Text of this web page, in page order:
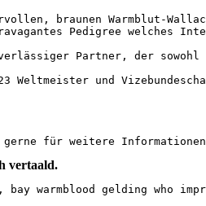
braunen Warmblut-
Pedigree welches
Partner, der
Weltmeister und
für weitere
vertaald.
warmblood gelding who